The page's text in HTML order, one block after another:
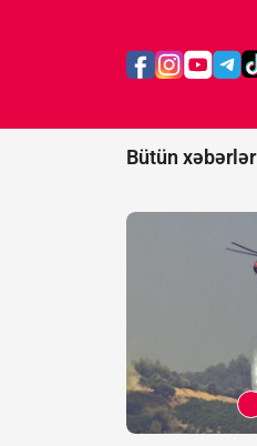
Bütün xəbərlər
ştatında
qəzaya uğrayıb